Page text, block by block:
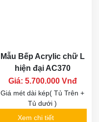
Mẫu Bếp Acrylic chữ L
hiện đại AC370
Giá: 5.700.000 Vnđ
Giá mét dài kép( Tủ Trên +
Tủ dưới )
Xem chi tiết